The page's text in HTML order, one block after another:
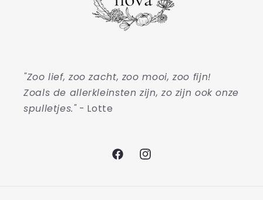
"Zoo lief, zoo zacht, zoo mooi, zoo fijn!
Zoals de allerkleinsten zijn, zo zijn ook onze
spulletjes."- Lotte
FacebookInstagram